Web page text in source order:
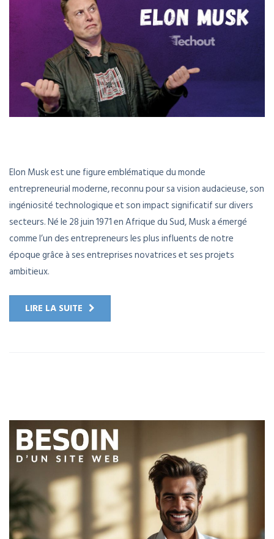
Elon Musk est une figure emblématique du monde
entrepreneurial moderne, reconnu pour sa vision audacieuse, son
ingéniosité technologique et son impact significatif sur divers
secteurs. Né le 28 juin 1971 en Afrique du Sud, Musk a émergé
comme l’un des entrepreneurs les plus influents de notre
époque grâce à ses entreprises novatrices et ses projets
ambitieux.
LIRE LA SUITE